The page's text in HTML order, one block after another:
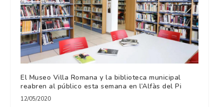
El Museo Villa Romana y la biblioteca municipal
reabren al público esta semana en l’Alfàs del Pi
12/05/2020